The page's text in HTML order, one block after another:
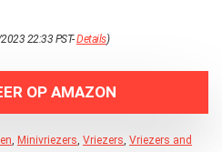
22:33 PST-Details)
OP AMAZON
Minivriezers Vriezers Vriezers and